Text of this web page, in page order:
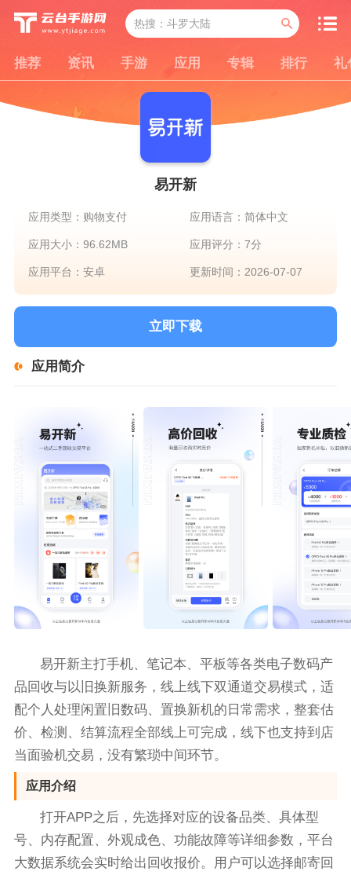
推荐 资讯 手游 应用 专辑 排行 礼
易开新
应用类型：购物支付 应用语言：简体中文
应用大小：96.62MB 应用评分：7分
应用平台：安卓 更新时间：2026-07-07
立即下载
应用简介
易开新主打手机、笔记本、平板等各类电子数码产
品回收与以旧换新服务，线上线下双通道交易模式，适
配个人处理闲置旧数码、置换新机的日常需求，整套估
价、检测、结算流程全部线上可完成，线下也支持到店
当面验机交易，没有繁琐中间环节。
应用介绍
打开APP之后，先选择对应的设备品类、具体型
号、内存配置、外观成色、功能故障等详细参数，平台
大数据系统会实时给出回收报价。用户可以选择邮寄回